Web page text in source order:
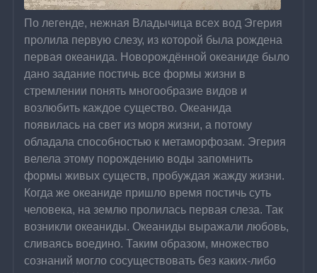
По легенде, нежная Владычица всех вод Эгерия
пролила первую слезу, из которой была рождена
первая океанида. Новорождённой океаниде было
дано задание постичь все формы жизни в
стремлении понять многообразие видов и
возлюбить каждое существо. Океанида
появилась на свет из моря жизни, а потому
обладала способностью к метаморфозам. Эгерия
велела этому порождению воды запомнить
формы живых существ, пробуждая жажду жизни.
Когда же океаниде пришло время постичь суть
человека, на землю пролилась первая слеза. Так
возникли океаниды. Океаниды выражали любовь,
сливаясь воедино. Таким образом, множество
сознаний могло сосуществовать без каких-либо